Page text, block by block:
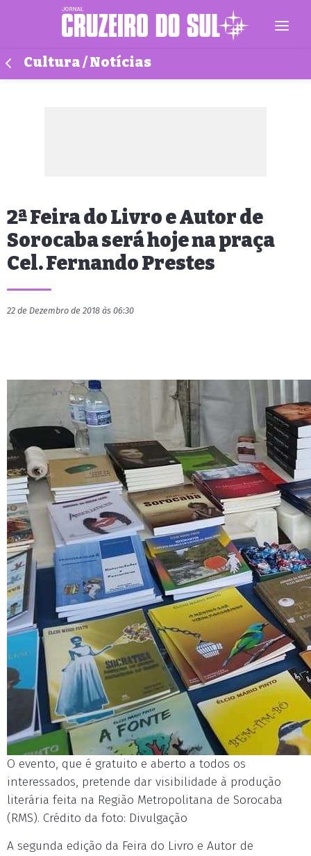
Cultura / Notícias
2ª Feira do Livro e Autor de
Sorocaba será hoje na praça
Cel. Fernando Prestes
22 de Dezembro de 2018 às 06:30
O evento, que é gratuito e aberto a todos os
interessados, pretende dar visibilidade à produção
literária feita na Região Metropolitana de Sorocaba
(RMS). Crédito da foto: Divulgação
A segunda edição da Feira do Livro e Autor de